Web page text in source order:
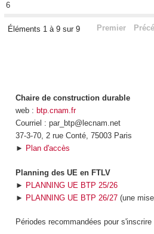
6
Éléments 1 à 9 sur 9 Premier
Chaire de construction durable
web : btp.cnam.fr
Courriel : par_btp@lecnam.net
37-3-70, 2 rue Conté, 75003 Paris
► Plan d'accès
Planning des UE en FTLV
► PLANNING UE BTP 25/26
► PLANNING UE BTP 26/27(une
Périodes recommandées pour s'inscrire